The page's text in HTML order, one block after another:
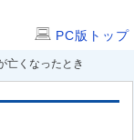
PC版トップ
亡くなったとき